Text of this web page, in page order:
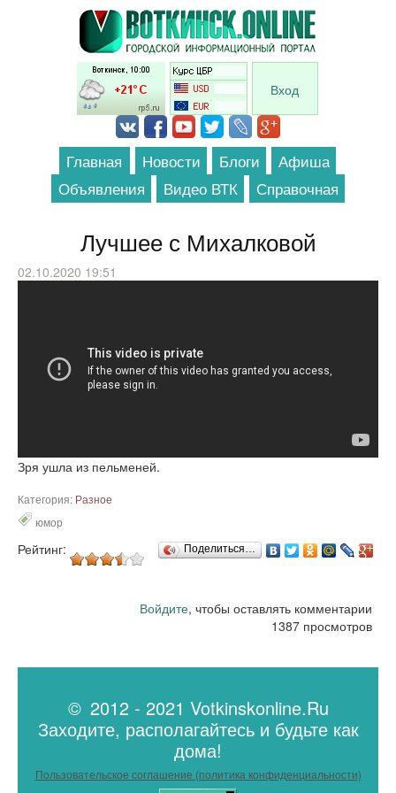
Перейти к основному содержанию
Вход
Главная Новости Блоги
Афиша
Объявления
Видео ВТК Справочная
Лучшее с Михалковой
02.10.2020 19:51
Зря ушла из пельменей.
Категория: Разное
юмор
Рейтинг: Поделиться…
Войдите, чтобы оставлять комментарии
1387 просмотров
© 2012 - 2021 Votkinskonline.Ru
Заходите, располагайтесь и будьте как
дома!
Пользовательское соглашение (политика конфиденциальности)